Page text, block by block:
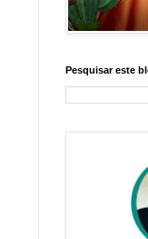
Pesquisar este